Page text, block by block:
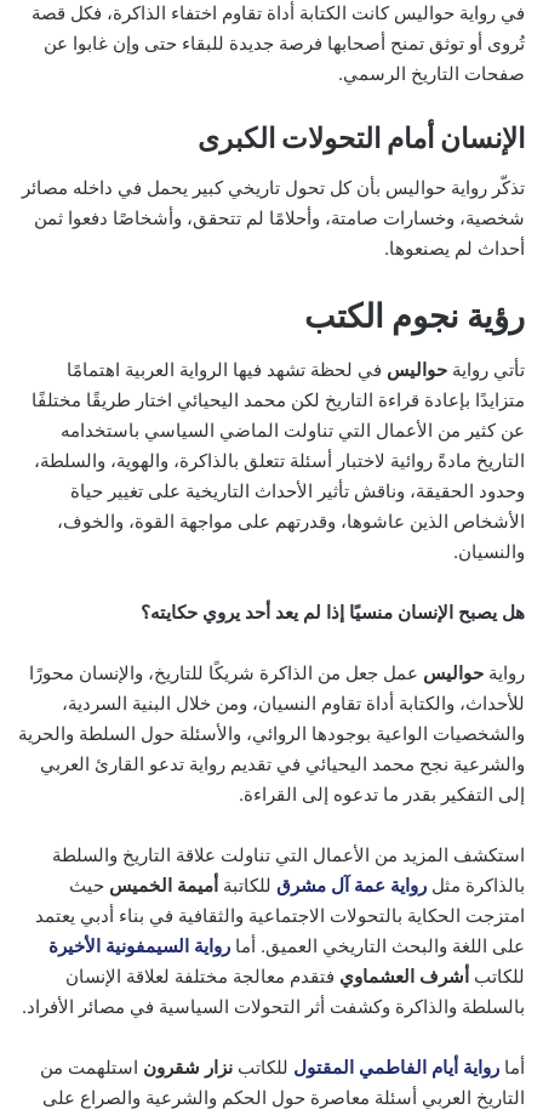
في رواية حواليس كانت الكتابة أداة تقاوم اختفاء الذاكرة، فكل قصة
تُروى أو توثق تمنح أصحابها فرصة جديدة للبقاء حتى وإن غابوا عن
صفحات التاريخ الرسمي.
الإنسان أمام التحولات الكبرى
تذكّر رواية حواليس بأن كل تحول تاريخي كبير يحمل في داخله مصائر
شخصية، وخسارات صامتة، وأحلامًا لم تتحقق، وأشخاصًا دفعوا ثمن
أحداث لم يصنعوها.
رؤية نجوم الكتب
تأتي رواية حواليس في لحظة تشهد فيها الرواية العربية اهتمامًا
متزايدًا بإعادة قراءة التاريخ لكن محمد اليحيائي اختار طريقًا مختلفًا
عن كثير من الأعمال التي تناولت الماضي السياسي باستخدامه
التاريخ مادةً روائية لاختبار أسئلة تتعلق بالذاكرة، والهوية، والسلطة،
وحدود الحقيقة، وناقش تأثير الأحداث التاريخية على تغيير حياة
الأشخاص الذين عاشوها، وقدرتهم على مواجهة القوة، والخوف،
والنسيان.
هل يصبح الإنسان منسيًا إذا لم يعد أحد يروي حكايته؟
رواية حواليس عمل جعل من الذاكرة شريكًا للتاريخ، والإنسان محورًا
للأحداث، والكتابة أداة تقاوم النسيان، ومن خلال البنية السردية،
والشخصيات الواعية بوجودها الروائي، والأسئلة حول السلطة والحرية
والشرعية نجح محمد اليحيائي في تقديم رواية تدعو القارئ العربي
إلى التفكير بقدر ما تدعوه إلى القراءة.
استكشف المزيد من الأعمال التي تناولت علاقة التاريخ والسلطة
بالذاكرة مثل رواية عمة آل مشرق للكاتبة أميمة الخميس حيث
امتزجت الحكاية بالتحولات الاجتماعية والثقافية في بناء أدبي يعتمد
على اللغة والبحث التاريخي العميق. أما رواية السيمفونية الأخيرة
للكاتب أشرف العشماوي فتقدم معالجة مختلفة لعلاقة الإنسان
بالسلطة والذاكرة وكشفت أثر التحولات السياسية في مصائر الأفراد.
أما رواية أيام الفاطمي المقتول للكاتب نزار شقرون استلهمت من
التاريخ العربي أسئلة معاصرة حول الحكم والشرعية والصراع على